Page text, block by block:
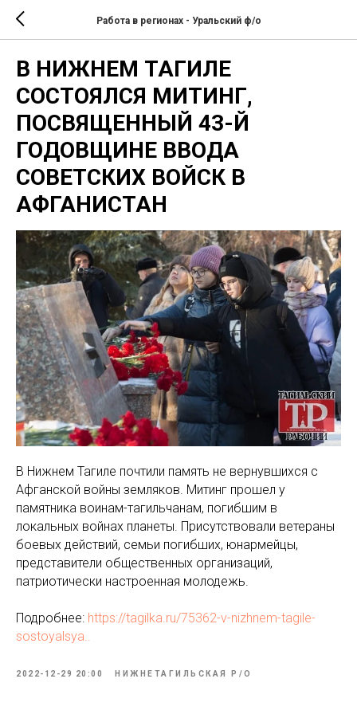
Работа в регионах - Уральский ф/о
В НИЖНЕМ ТАГИЛЕ
СОСТОЯЛСЯ МИТИНГ,
ПОСВЯЩЕННЫЙ 43-Й
ГОДОВЩИНЕ ВВОДА
СОВЕТСКИХ ВОЙСК В
АФГАНИСТАН
В Нижнем Тагиле почтили память не вернувшихся с
Афганской войны земляков. Митинг прошел у
памятника воинам-тагильчанам, погибшим в
локальных войнах планеты. Присутствовали ветераны
боевых действий, семьи погибших, юнармейцы,
представители общественных организаций,
патриотически настроенная молодежь.
Подробнее: https://tagilka.ru/75362-v-nizhnem-tagile-
sostoyalsya..
2022-12-29 20:00 НИЖНЕТАГИЛЬСКАЯ P/O